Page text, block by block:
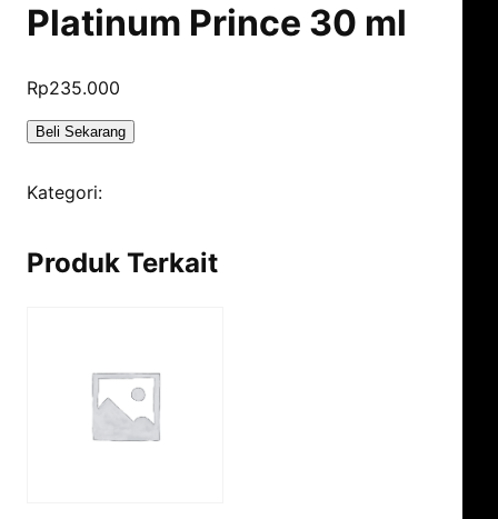
Platinum Prince 30 ml
Rp235.000
Beli Sekarang
Kategori:
Produk Terkait